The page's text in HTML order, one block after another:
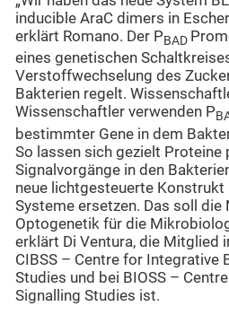
inducible AraC dimers in
erklärt Romano. Der PBAD
eines genetischen
Verstoffwechselung des
Bakterien regelt.
Wissenschaftler verwenden P
bestimmter Gene in dem
So lassen sich gezielt Proteine
Signalvorgänge in den
neue lichtgesteuerte Konstrukt
Systeme ersetzen. Das soll die
Optogenetik für die
erklärt Di Ventura, die Mitglied
CIBSS – Centre for Integrative
Studies und bei BIOSS –
Signalling Studies ist.